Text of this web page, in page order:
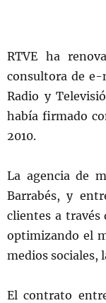
RTVE ha
consultora de e-
Radio y
había firmado
2010.
La agencia de
Barrabés, y
clientes a través
optimizando el
medios sociales,
El contrato